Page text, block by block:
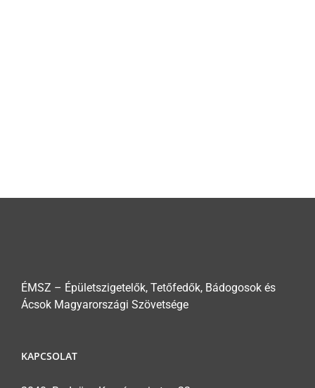
ÉMSZ – Épületszigetelők, Tetőfedők, Bádogosok és
Ácsok Magyarországi Szövetsége
KAPCSOLAT